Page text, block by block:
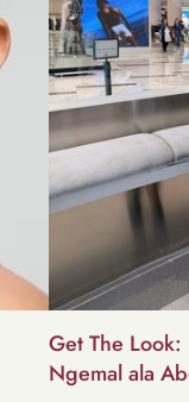
Get The
Ngemal ala